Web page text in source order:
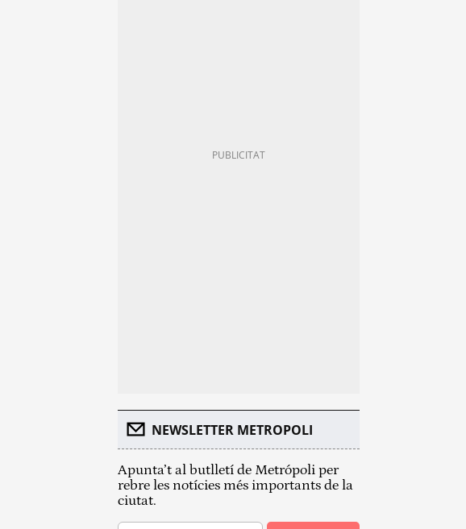
NEWSLETTER METROPOLI
Apunta’t al butlletí de Metrópoli per
rebre les notícies més importants de la
ciutat.